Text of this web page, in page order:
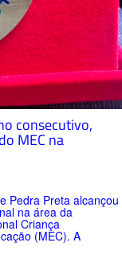
consecutivo,
MEC na
Pedra Preta alcançou
na área da
Criança
(MEC). A